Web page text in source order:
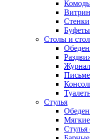
Стенки
Буфеты
Столы и
Стулья
Мягкие
Стулья